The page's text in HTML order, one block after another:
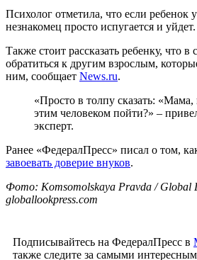
Психолог отметила, что если ребенок
незнакомец просто испугается и уйдет.
Также стоит рассказать ребенку, что в
обратиться к другим взрослым,
ним, сообщает News.ru.
«Просто в толпу сказать:
этим человеком пойти?» –
эксперт.
Ранее «ФедералПресс» писал о том,
завоевать доверие внуков.
Фото: Komsomolskaya Pravda / Global
globallookpress.com
Подписывайтесь на ФедералПресс в
также следите за самыми